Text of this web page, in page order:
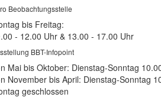
Beobachtungsstelle
bis Freitag:
- 12.00 Uhr & 13.00 - 17.00 Uhr
BBT-Infopoint
Mai bis Oktober: Dienstag-Sonntag
November bis April: Dienstag-Sonntag
geschlossen